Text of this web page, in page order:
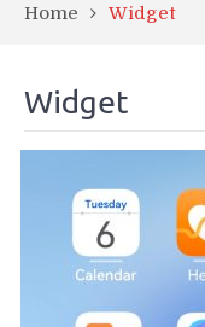
Home Widget
Widget